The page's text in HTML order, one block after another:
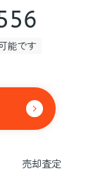
能です
売却査定